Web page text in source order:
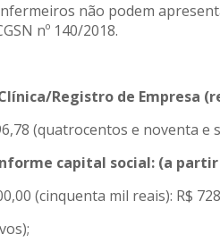
não podem
nº 140/2018.
Registro de Empresa
(quatrocentos e noventa
capital social: (a
(cinquenta mil reais): R$